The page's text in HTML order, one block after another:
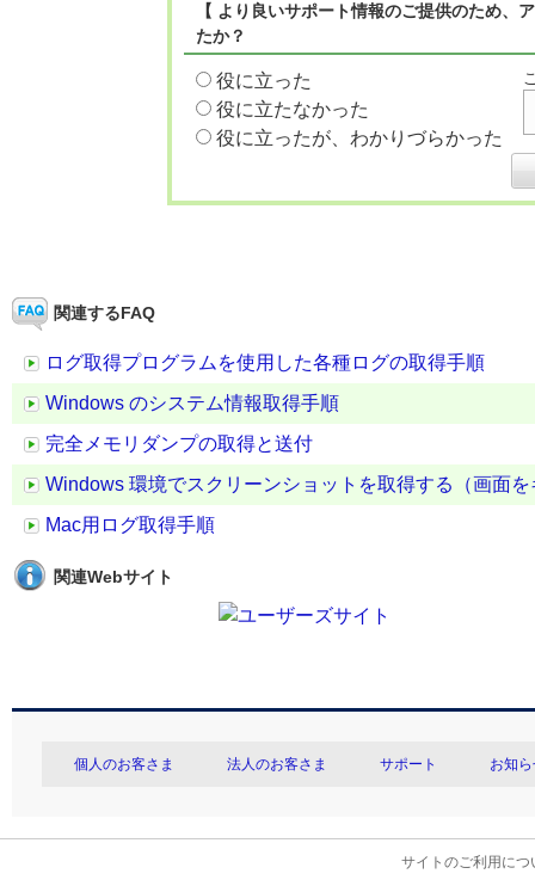
【 より良いサポート情報のご提供のため
たか？
役に立った
役に立たなかった
役に立ったが、わかりづらかった
関連するFAQ
ログ取得プログラムを使用した各種ログの取得手順
Windows のシステム情報取得手順
完全メモリダンプの取得と送付
Windows 環境でスクリーンショットを取得する（画面
Mac用ログ取得手順
関連Webサイト
個人のお客さま 法人のお客さま サポート お知
サイトのご利用につ